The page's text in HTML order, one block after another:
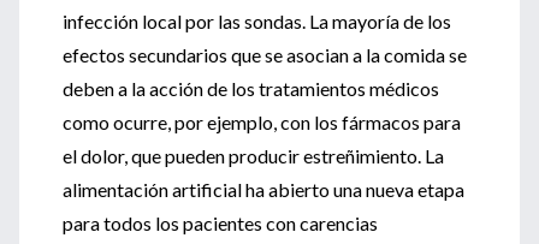
infección local por las sondas. La mayoría de los
efectos secundarios que se asocian a la comida se
deben a la acción de los tratamientos médicos
como ocurre, por ejemplo, con los fármacos para
el dolor, que pueden producir estreñimiento. La
alimentación artificial ha abierto una nueva etapa
para todos los pacientes con carencias